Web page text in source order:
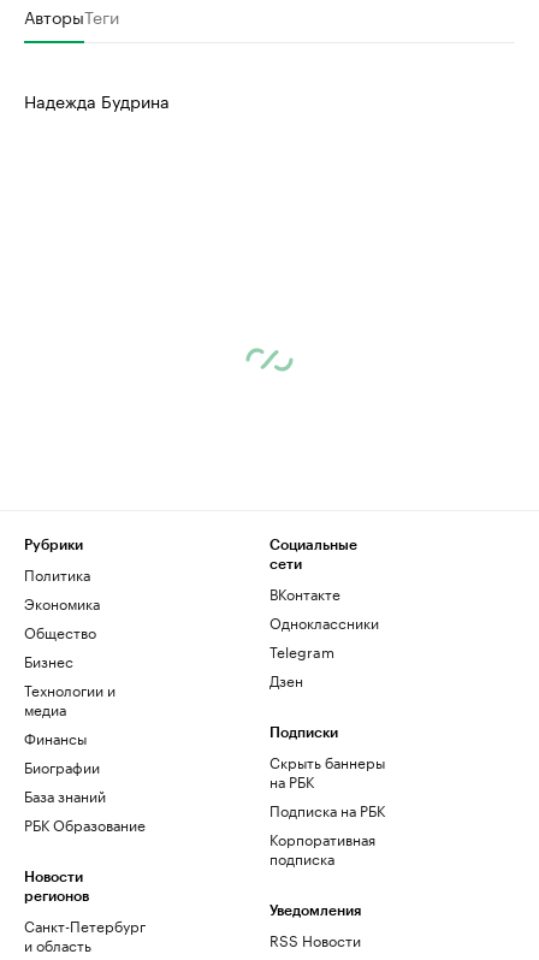
АвторыТеги
Надежда Будрина
Рубрики
Политика
Экономика
Общество
Бизнес
Технологии и
медиа
Финансы
Биографии
База знаний
РБК Образование
Новости
регионов
Санкт-Петербург
и область
Социальные
сети
ВКонтакте
Одноклассники
Telegram
Дзен
Подписки
Скрыть баннеры
на РБК
Подписка на РБК
Корпоративная
подписка
Уведомления
RSS Новости